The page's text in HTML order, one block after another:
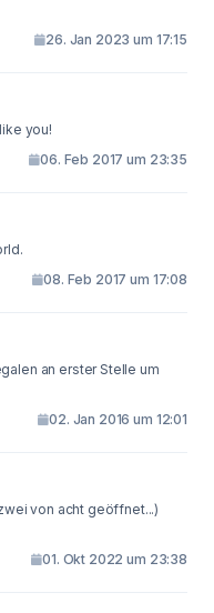
26. Jan 2023 um 17:15
you!
06. Feb 2017 um 23:35
08. Feb 2017 um 17:08
an erster Stelle um
02. Jan 2016 um 12:01
von acht geöffnet...)
01. Okt 2022 um 23:38